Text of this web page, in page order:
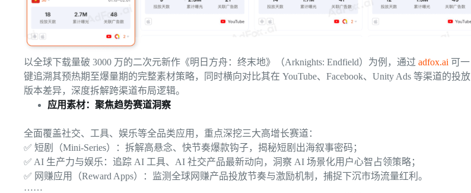
以全球下载量破 3000 万的二次元新作《明日方舟：终末地》（Arknights: Endfield）为例，通过 adfox.ai 可一
键追溯其预热期至爆量期的完整素材策略，同时横向对比其在 YouTube、Facebook、Unity Ads 等渠道的投放
版本差异，深度拆解跨渠道布局逻辑。
应用素材：聚焦趋势赛道洞察
全面覆盖社交、工具、娱乐等全品类应用，重点深挖三大高增长赛道：
✅ 短剧（Mini-Series）：拆解高悬念、快节奏爆款钩子，揭秘短剧出海叙事密码；
✅ AI 生产力与娱乐：追踪 AI 工具、AI 社交产品最新动向，洞察 AI 场景化用户心智占领策略；
✅ 网赚应用（Reward Apps）：监测全球网赚产品投放节奏与激励机制，捕捉下沉市场流量红利。
……